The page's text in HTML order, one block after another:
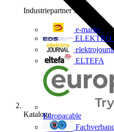
Industriepartner 9
e-marke
ELEKTRO
ELTEFA
Europacable
Kataloge